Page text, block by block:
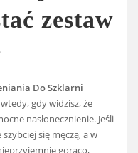
zestaw
Do Szklarni
gdy widzisz, że
nasłonecznienie. Jeśli
się męczą, a w
gorąco,